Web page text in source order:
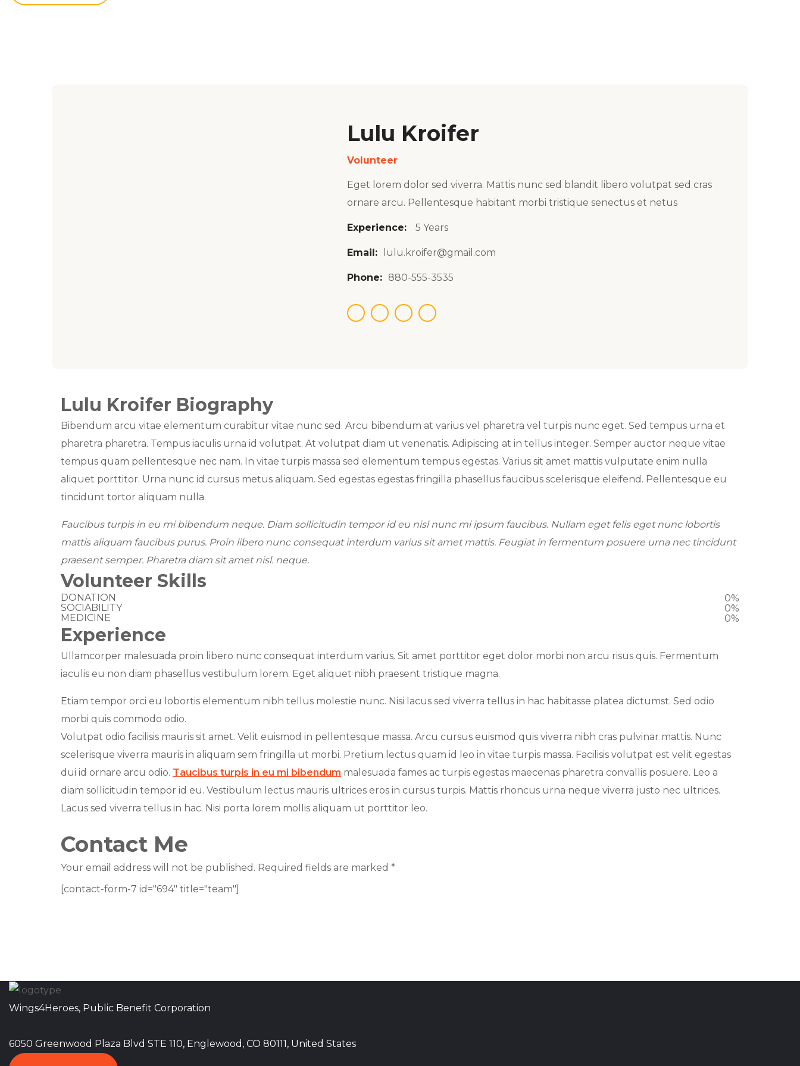
Lulu Kroifer
Volunteer
Eget lorem dolor sed viverra. Mattis nunc sed blandit libero volutpat sed cras
ornare arcu. Pellentesque habitant morbi tristique senectus et netus
Experience: 5 Years
Email: lulu.kroifer@gmail.com
Phone: 880-555-3535
Lulu Kroifer Biography
Bibendum arcu vitae elementum curabitur vitae nunc sed. Arcu bibendum at varius vel pharetra vel turpis nunc eget. Sed tempus urna et
pharetra pharetra. Tempus iaculis urna id volutpat. At volutpat diam ut venenatis. Adipiscing at in tellus integer. Semper auctor neque vitae
tempus quam pellentesque nec nam. In vitae turpis massa sed elementum tempus egestas. Varius sit amet mattis vulputate enim nulla
aliquet porttitor. Urna nunc id cursus metus aliquam. Sed egestas egestas fringilla phasellus faucibus scelerisque eleifend. Pellentesque eu
tincidunt tortor aliquam nulla.
Faucibus turpis in eu mi bibendum neque. Diam sollicitudin tempor id eu nisl nunc mi ipsum faucibus. Nullam eget felis eget nunc lobortis
mattis aliquam faucibus purus. Proin libero nunc consequat interdum varius sit amet mattis. Feugiat in fermentum posuere urna nec tincidunt
praesent semper. Pharetra diam sit amet nisl. neque.
Volunteer Skills
DONATION 0%
SOCIABILITY
0%
MEDICINE
0%
Experience
Ullamcorper malesuada proin libero nunc consequat interdum varius. Sit amet porttitor eget dolor morbi non arcu risus quis. Fermentum
iaculis eu non diam phasellus vestibulum lorem. Eget aliquet nibh praesent tristique magna.
Etiam tempor orci eu lobortis elementum nibh tellus molestie nunc. Nisi lacus sed viverra tellus in hac habitasse platea dictumst. Sed odio
morbi quis commodo odio.
Volutpat odio facilisis mauris sit amet. Velit euismod in pellentesque massa. Arcu cursus euismod quis viverra nibh cras pulvinar mattis. Nunc
scelerisque viverra mauris in aliquam sem fringilla ut morbi. Pretium lectus quam id leo in vitae turpis massa. Facilisis volutpat est velit egestas
dui id ornare arcu odio. Taucibus turpis in eu mi bibendum malesuada fames ac turpis egestas maecenas pharetra convallis posuere. Leo a
diam sollicitudin tempor id eu. Vestibulum lectus mauris ultrices eros in cursus turpis. Mattis rhoncus urna neque viverra justo nec ultrices.
Lacus sed viverra tellus in hac. Nisi porta lorem mollis aliquam ut porttitor leo.
Contact Me
Your email address will not be published. Required fields are marked *
[contact-form-7 id="694" title="team"]
Wings4Heroes, Public Benefit Corporation
6050 Greenwood Plaza Blvd STE 110, Englewood, CO 80111, United States